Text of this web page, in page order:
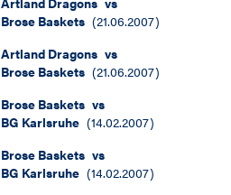
Brose Baskets (21.06.2007)
Artland Dragons vs
Brose Baskets (21.06.2007)
Brose Baskets vs
BG Karlsruhe (14.02.2007)
Brose Baskets vs
BG Karlsruhe (14.02.2007)